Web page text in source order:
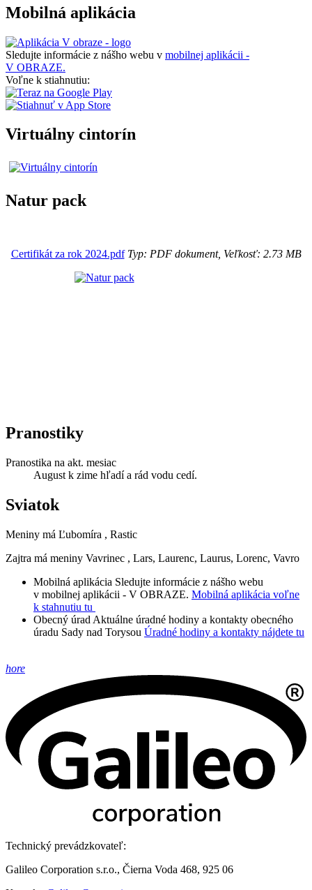
Mobilná aplikácia
Sledujte informácie z nášho webu v mobilnej aplikácii -
V OBRAZE.
Voľne k stiahnutiu:
Virtuálny cintorín
Natur pack
Certifikát za rok 2024.pdfTyp: PDF dokument, Veľkosť: 2.73 MB
Pranostiky
Pranostika na akt. mesiac
August k zime hľadí a rád vodu cedí.
Sviatok
Meniny má Ľubomíra , Rastic
Zajtra má meniny Vavrinec , Lars, Laurenc, Laurus, Lorenc, Vavro
Mobilná aplikácia Sledujte informácie z nášho webu
v mobilnej aplikácii - V OBRAZE. Mobilná aplikácia voľne
k stahnutiu tu
Obecný úrad Aktuálne úradné hodiny a kontakty obecného
úradu Sady nad Torysou Úradné hodiny a kontakty nájdete tu
hore
Technický prevádzkovateľ:
Galileo Corporation s.r.o., Čierna Voda 468, 925 06